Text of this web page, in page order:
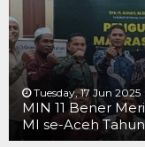
Tuesday, 17 Jun 2025
MIN 11 Bener
MI se-Aceh
19 JUN 2025
19 JUN 2025
16 JUN 2025